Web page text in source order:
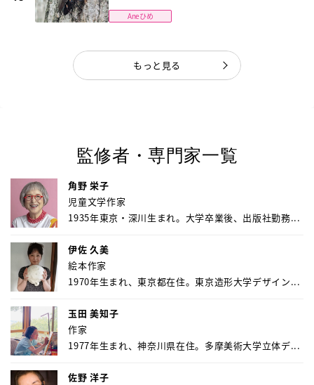
Aneひめ
もっと見る
監修者・専門家一覧
角野 栄子
児童文学作家
1935年東京・深川生まれ。大学卒業後、出版社勤務...
伊佐 久美
絵本作家
1970年生まれ、東京都在住。東京造形大学デザイン...
玉田 美知子
作家
1977年生まれ、神奈川県在住。多摩美術大学立体デ...
佐野 洋子